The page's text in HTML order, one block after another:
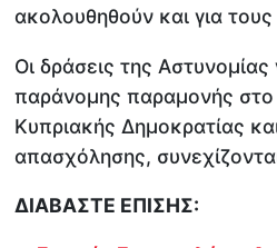
ακολουθηθούν και για
Οι δράσεις της Αστυνομίας
παράνομης παραμονής
Κυπριακής Δημοκρατίας
απασχόλησης,
ΔΙΑΒΑΣΤΕ ΕΠΙΣΗΣ: